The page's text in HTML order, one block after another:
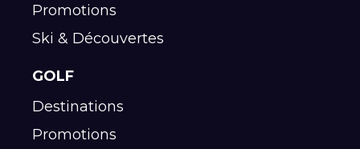
Promotions
Ski & Découvertes
GOLF
Destinations
Promotions